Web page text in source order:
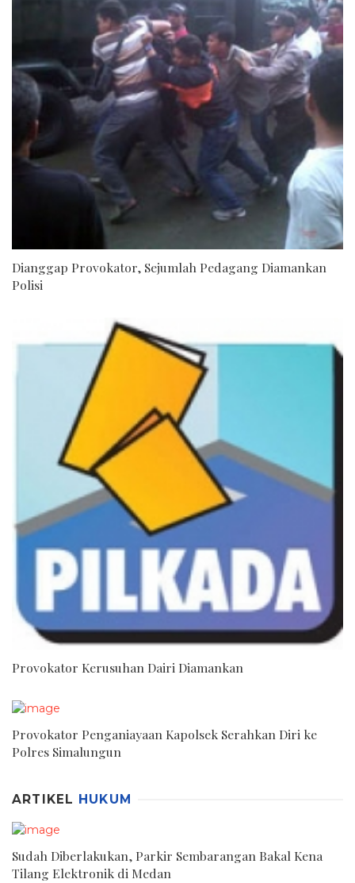
Dianggap Provokator, Sejumlah Pedagang Diamankan
Polisi
Provokator Kerusuhan Dairi Diamankan
Provokator Penganiayaan Kapolsek Serahkan Diri ke
Polres Simalungun
ARTIKEL HUKUM
Sudah Diberlakukan, Parkir Sembarangan Bakal Kena
Tilang Elektronik di Medan